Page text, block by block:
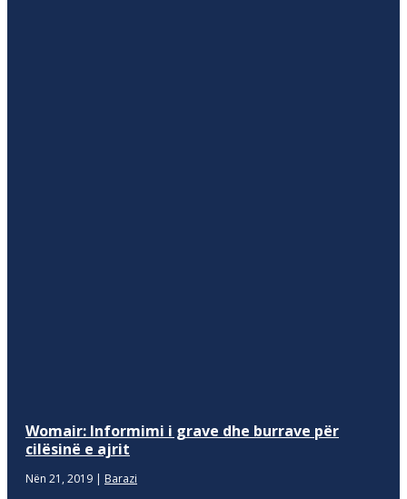
Womair: Informimi i grave dhe burrave për
cilësinë e ajrit
Nën 21, 2019 | Barazi